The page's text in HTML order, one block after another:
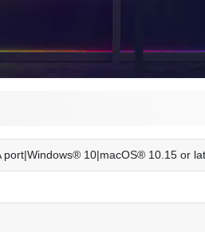
10|macOS® 10.15 or